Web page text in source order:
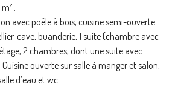
.
avec poêle à bois, cuisine semi-ouverte
cave, buanderie, 1 suite (chambre avec
2 chambres, dont une suite avec
Cuisine ouverte sur salle à manger et salon,
d’eau et wc.